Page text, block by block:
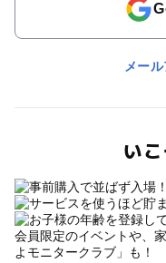
メー
い
会員限定のイベントや、
よモニタークラブ」も！